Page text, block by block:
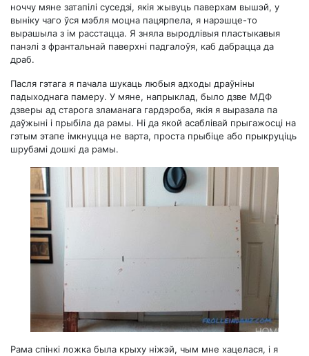
ноччу мяне затапілі суседзі, якія жывуць паверхам вышэй, у
выніку чаго ўся мэбля моцна пацярпела, я нарэшце-то
вырашыла з ім расстацца. Я зняла выродлівыя пластыкавыя
панэлі з франтальнай паверхні падгалоўя, каб дабрацца да
драб.
Пасля гэтага я пачала шукаць любыя адходы драўніны
падыходнага памеру. У мяне, напрыклад, было дзве МДФ
дзверы ад старога зламанага гардэроба, якія я выразала па
даўжыні і прыбіла да рамы. Ні да якой асаблівай прыгажосці на
гэтым этапе імкнуцца не варта, проста прыбіце або прыкруціць
шрубамі дошкі да рамы.
Рама спінкі ложка была крыху ніжэй, чым мне хацелася, і я